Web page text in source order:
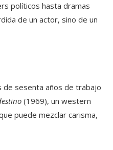
políticos hasta dramas
de un actor, sino de un
de sesenta años de trabajo
(1969), un western
puede mezclar carisma,